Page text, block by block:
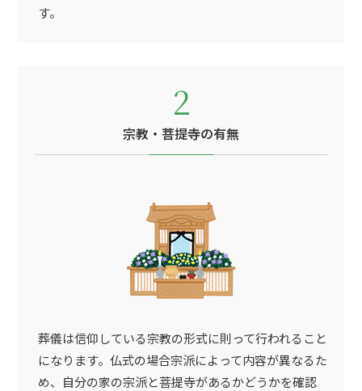
す。
2
宗教・菩提寺の有無
葬儀は信仰している宗教の形式に則って行われること
になります。仏式の場合宗派によって内容が異なるた
め、自分の家の宗派と菩提寺があるかどうかを確認